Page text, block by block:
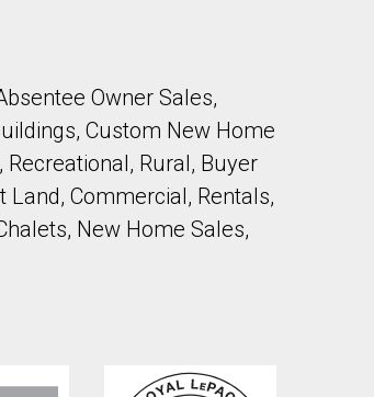
Owner Sales,
Custom New Home
Rural, Buyer
Commercial, Rentals,
New Home Sales,